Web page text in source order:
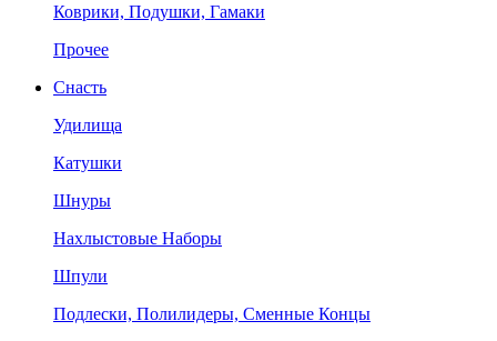
Коврики, Подушки, Гамаки
Прочее
Снасть
Удилища
Катушки
Шнуры
Нахлыстовые Наборы
Шпули
Подлески, Полилидеры, Сменные Концы